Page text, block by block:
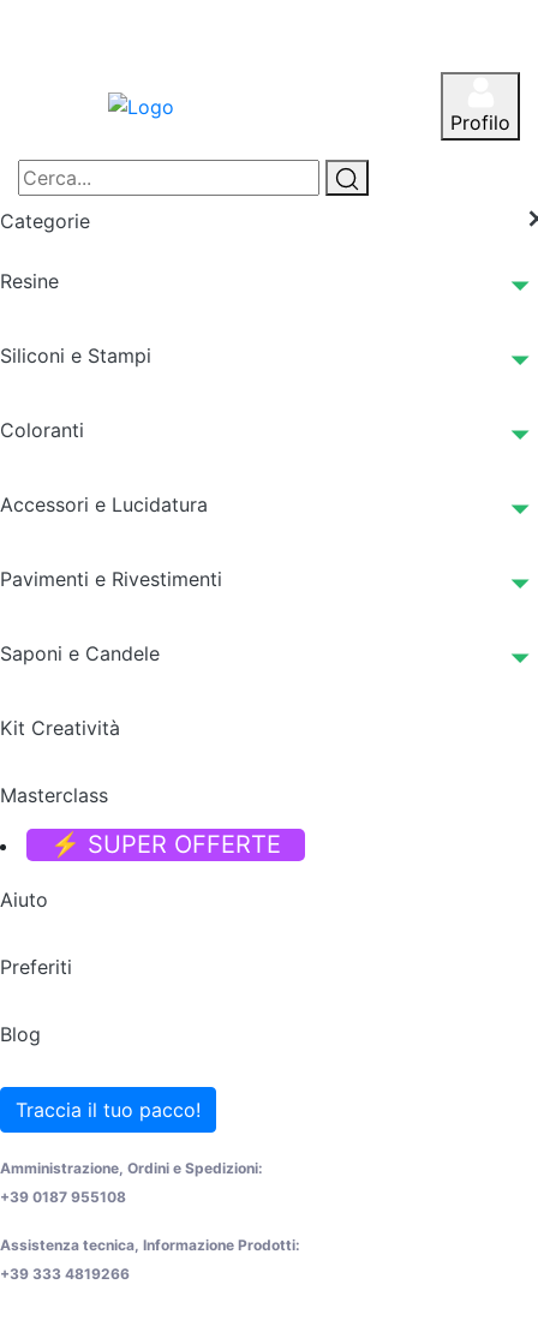
Profilo
Categorie
Resine
Siliconi e Stampi
Coloranti
Accessori e Lucidatura
Pavimenti e Rivestimenti
Saponi e Candele
Kit Creatività
Masterclass
⚡ SUPER OFFERTE
Aiuto
Preferiti
Blog
Traccia il tuo pacco!
Amministrazione, Ordini e Spedizioni:
+39 0187 955108
Assistenza tecnica, Informazione Prodotti:
+39 333 4819266